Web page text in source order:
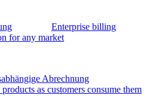
Enterprise billing
for any market
Abrechnung
as customers consume them